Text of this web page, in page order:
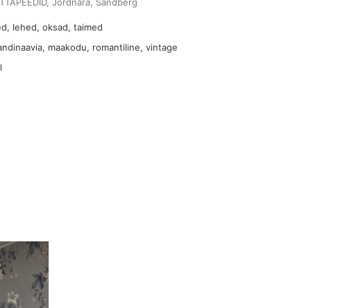
, lehed, oksad, taimed
maakodu, romantiline, vintage